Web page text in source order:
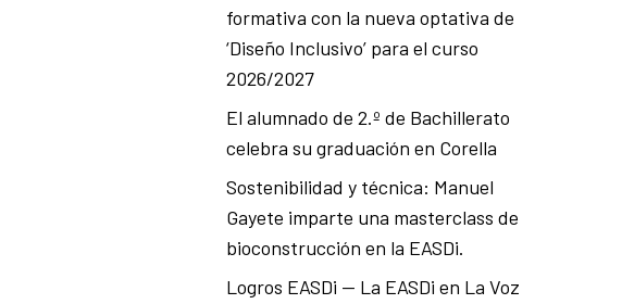
formativa con la nueva optativa de
‘Diseño Inclusivo’ para el curso
2026/2027
El alumnado de 2.º de Bachillerato
celebra su graduación en Corella
Sostenibilidad y técnica: Manuel
Gayete imparte una masterclass de
bioconstrucción en la EASDi.
Logros EASDi — La EASDi en La Voz